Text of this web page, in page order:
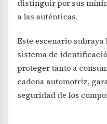
distinguir por sus
a las auténticas.
Este escenario
sistema de
proteger tanto a
cadena automotriz,
seguridad de los